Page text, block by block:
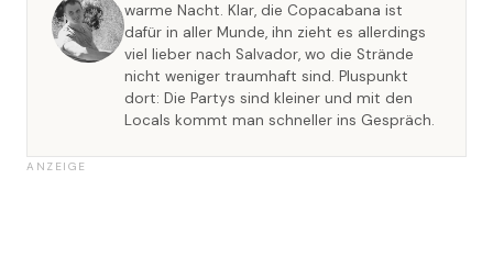
warme Nacht. Klar, die Copacabana ist
dafür in aller Munde, ihn zieht es allerdings
viel lieber nach Salvador, wo die Strände
nicht weniger traumhaft sind. Pluspunkt
dort: Die Partys sind kleiner und mit den
Locals kommt man schneller ins Gespräch.
ANZEIGE